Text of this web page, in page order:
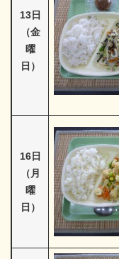
13日
（金
曜
日）
16日
（月
曜
日）